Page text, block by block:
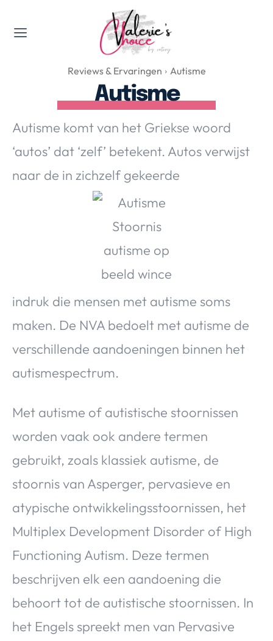
Valerie's Topics
Travel & Culture
Food & Drinks
Lifestyle, Sport & Duurzaamheid
Gadgets & Tech
Top 5 van Valerie
Huis & Tuin
Nieuws & Media
Over Valerie
De Top 5
VALERIE'S CHOICE
Food & Drinks Health & Beauty Gadgets
Huis & Tuin
Travel
Lifestyle
Reviews & Ervaringen Autisme
Autisme
Autisme komt van het Griekse woord
‘autos’ dat ‘zelf’ betekent. Autos verwijst
naar de in zichzelf gekeerde
indruk die mensen met autisme soms
maken. De NVA bedoelt met autisme de
verschillende aandoeningen binnen het
autismespectrum.
Met autisme of autistische stoornissen
worden vaak ook andere termen
gebruikt, zoals klassiek autisme, de
stoornis van Asperger, pervasieve en
atypische ontwikkelingsstoornissen, het
Multiplex Development Disorder of High
Functioning Autism. Deze termen
beschrijven elk een aandoening die
behoort tot de autistische stoornissen. In
het Engels spreekt men van Pervasive